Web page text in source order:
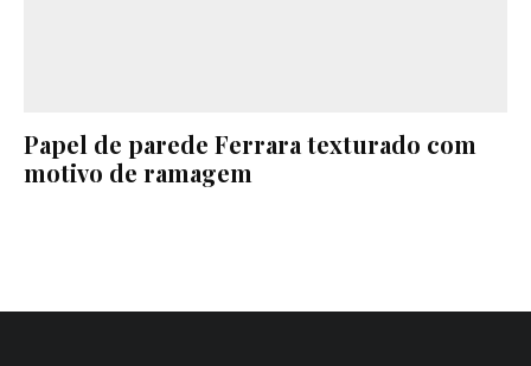
Papel de parede Ferrara texturado com
motivo de ramagem